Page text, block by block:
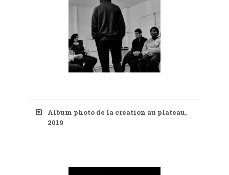
Album photo de la création au plateau,
2019